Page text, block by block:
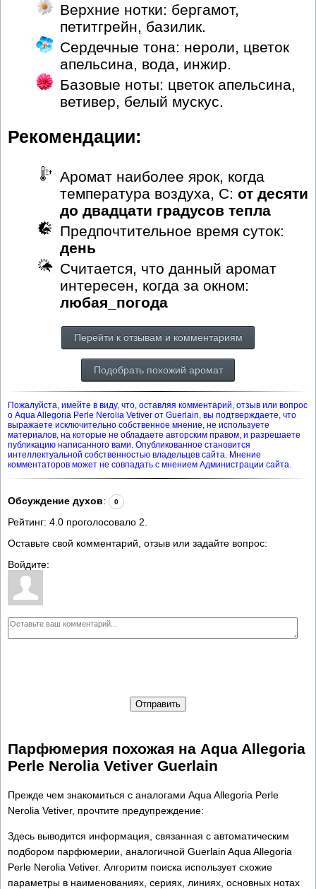
Верхние нотки: бергамот,
петитгрейн, базилик.
Сердечные тона: нероли, цветок
апельсина, вода, инжир.
Базовые ноты: цветок апельсина,
ветивер, белый мускус.
Рекомендации:
Аромат наиболее ярок, когда
температура воздуха, С: от десяти
до двадцати градусов тепла
Предпочтительное время суток:
день
Считается, что данный аромат
интересен, когда за окном:
любая_погода
Перейти к отзывам и комментариям
Подобрать похожий аромат
Пожалуйста, имейте в виду, что, оставляя комментарий, отзыв или вопрос
о Aqua Allegoria Perle Nerolia Vetiver от Guerlain, вы подтверждаете, что
выражаете исключительно собственное мнение, не используете
материалов, на которые не обладаете авторским правом, и разрешаете
публикацию написанного вами. Опубликованное становится
интеллектуальной собственностью владельцев сайта. Мнение
комментаторов может не совпадать с мнением Администрации сайта.
Обсуждение духов: 0
Рейтинг: 4.0 проголосовало 2
Оставьте свой комментарий, отзыв или задайте вопрос:
Войдите:
Отправить
Парфюмерия похожая на Aqua Allegoria
Perle Nerolia Vetiver Guerlain
Прежде чем знакомиться с аналогами Aqua Allegoria Perle
Nerolia Vetiver, прочтите предупреждение:
Здесь выводится информация, связанная с автоматическим
подбором парфюмерии, аналогичной Guerlain Aqua Allegoria
Perle Nerolia Vetiver. Алгоритм поиска использует схожие
параметры в наименованиях, сериях, линиях, основных нотах